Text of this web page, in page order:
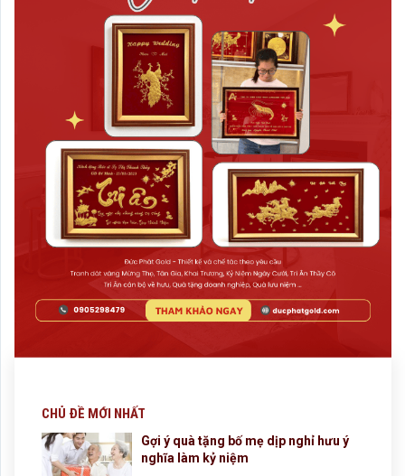
CHỦ ĐỀ MỚI NHẤT
Gợi ý quà tặng bố mẹ dịp nghỉ hưu ý
nghĩa làm kỷ niệm